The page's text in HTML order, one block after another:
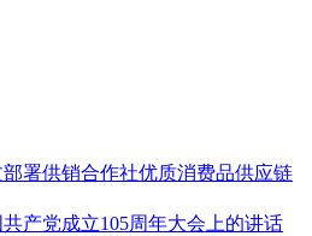
署供销合作社优质消费品供应链
产党成立105周年大会上的讲话